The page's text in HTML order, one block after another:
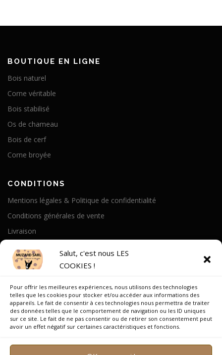
Salut, c'est nous LES
COOKIES !
Pour offrir les meilleures expériences, nous utilisons des technologies
telles que les cookies pour stocker et/ou accéder aux informations des
appareils. Le fait de consentir à ces technologies nous permettra de traiter
des données telles que le comportement de navigation ou les ID uniques
sur ce site. Le fait de ne pas consentir ou de retirer son consentement peut
avoir un effet négatif sur certaines caractéristiques et fonctions.
BOUTIQUE EN LIGNE
Bois naturel
Corne véritable
Bois stabilisé
Os de chameau
Bois de cerf
Corne broyée
CONDITIONS
Mentions légales & Politique de confidentialité
Conditions générales de vente
Livraison
Notre Histoire
On parle de nous
Recrutement